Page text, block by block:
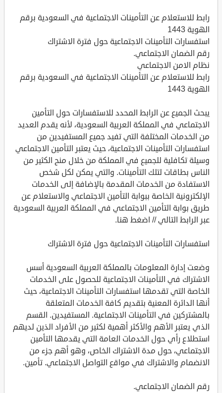
رابط للاستعلام عن التأمينات الاجتماعية في السعودية برقم
الهوية 1443
استفسارات التأمينات الاجتماعية حول فترة الاشتراك
رقم الضمان الاجتماعي.
نظام الامن الاجتماعي
رابط للاستعلام عن التأمينات الاجتماعية في السعودية برقم
الهوية 1443
يبحث الجميع عن الرابط المحدد للاستفسارات حول التأمين
الاجتماعي في المملكة العربية السعودية، لأنه يقدم العديد
من الخدمات المختلفة التي تفيد جميع المستفيدين من
استفسارات التأمينات الاجتماعية، حيث يعتبر التأمين الاجتماعي
وسيلة تكافلية للجميع في المملكة من خلال منح الكثير من
الناس بطاقات لتلك التأمينات. والتي يمكن لكل شخص
الاستفادة من الخدمات المقدمة بالإضافة إلى الخدمات
الإلكترونية الخاصة ببوابة التأمين الاجتماعي والاستعلام عن
طريق بوابة التأمين الاجتماعي في المملكة العربية السعودية
عبر الرابط التالي // اضغط هنا.
استفسارات التأمينات الاجتماعية حول فترة الاشتراك
وضعت إدارة المعلومات بالمملكة العربية السعودية أسس
الاشتراك في التأمينات الاجتماعية للحصول على الخدمات
الخاصة التي تقدمها استفسارات التأمينات الاجتماعية، حيث
أنها الدائرة المعنية بتقديم كافة الخدمات المتعلقة
بالمشتركين في التأمينات الاجتماعية. المستفيدين. القسم
الذي يعتبر الأهم والأكثر أهمية لكثير من الأفراد الذين لديهم
استطلاع رأي حول الخدمات العامة التي يقدمها التأمين
الاجتماعي، حول مدة الاشتراك الخاص، وهو أهم جزء من
الانضمام والاشتراك في مواقع التواصل الاجتماعي. تأمين.
رقم الضمان الاجتماعي.